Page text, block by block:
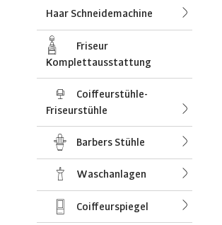
Haar Schneidemachine
Friseur
Komplettausstattung
Coiffeurstühle-
Friseurstühle
Barbers Stühle
Waschanlagen
Coiffeurspiegel